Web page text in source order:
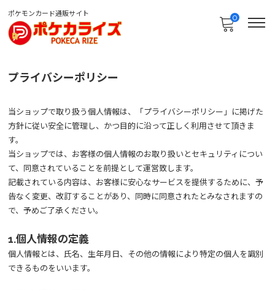
ポケモンカード通販サイト 0
プライバシーポリシー
当ショップで取り扱う個人情報は、「プライバシーポリシー」に掲げた
方針に従い安全に管理し、かつ目的に沿って正しく利用させて頂きま
す。
当ショップでは、お客様の個人情報のお取り扱いとセキュリティについ
て、同意されていることを前提として運営致します。
記載されている内容は、お客様に安心なサービスを提供するために、予
告なく変更、改訂することがあり、同時に同意されたとみなされますの
で、予めご了承ください。
1.個人情報の定義
個人情報とは、氏名、生年月日、その他の情報により特定の個人を識別
できるものをいいます。